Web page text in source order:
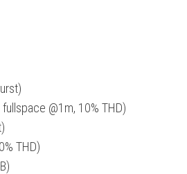
@1m, 10% THD)
THD)